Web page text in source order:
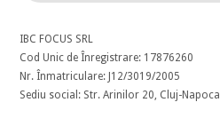
IBC FOCUS SRL
Cod Unic de Înregistrare: 17876260
Nr. Înmatriculare: J12/3019/2005
Sediu social: Str. Arinilor 20, Cluj-Napoca